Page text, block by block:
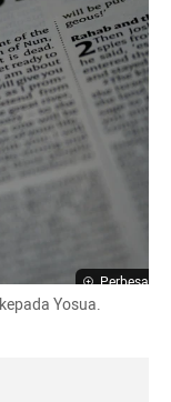
Perbesar
Yosua.